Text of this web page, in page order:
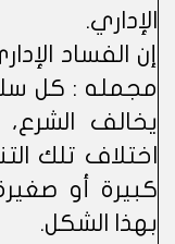
الإداري.
إن الفساد
مجمله : كل
يخالف
اختلاف تلك
كبيرة أو
بهذا الشكل.